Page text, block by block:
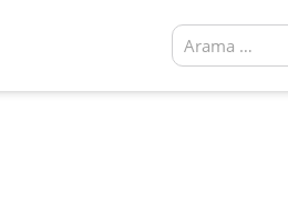
Arama sonuçları: